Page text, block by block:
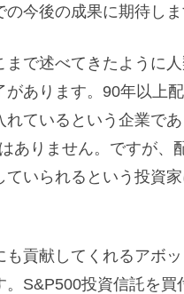
今後の成果に期待しま
で述べてきたように
あります。90年以上
ているという企業で
ありません。ですが、
いられるという投資
貢献してくれるアボ
S&P500投資信託を